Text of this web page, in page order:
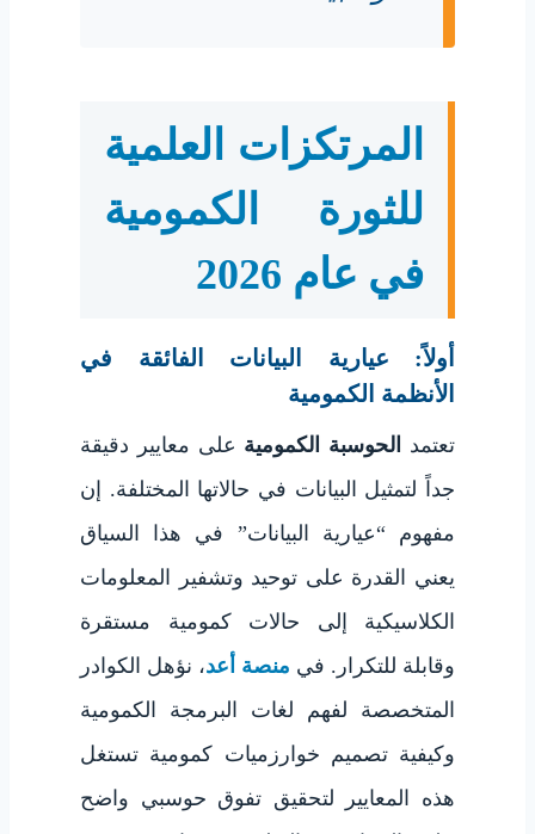
المرتكزات العلمية
للثورة الكمومية
في عام 2026
أولاً: عيارية البيانات الفائقة في
الأنظمة الكمومية
تعتمد الحوسبة الكمومية على معايير دقيقة
جداً لتمثيل البيانات في حالاتها المختلفة. إن
مفهوم “عيارية البيانات” في هذا السياق
يعني القدرة على توحيد وتشفير المعلومات
الكلاسيكية إلى حالات كمومية مستقرة
وقابلة للتكرار. في منصة أعد، نؤهل الكوادر
المتخصصة لفهم لغات البرمجة الكمومية
وكيفية تصميم خوارزميات كمومية تستغل
هذه المعايير لتحقيق تفوق حوسبي واضح